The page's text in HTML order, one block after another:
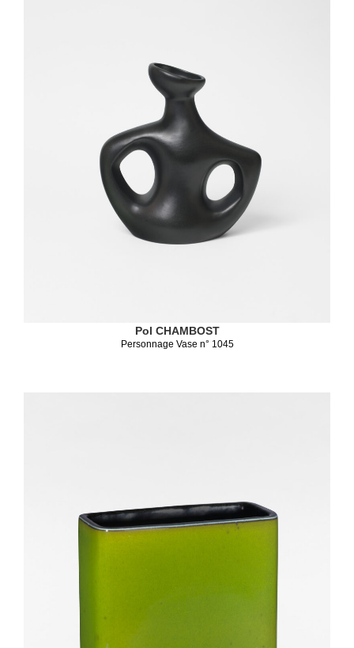
Pol CHAMBOST
Personnage Vase n° 1045